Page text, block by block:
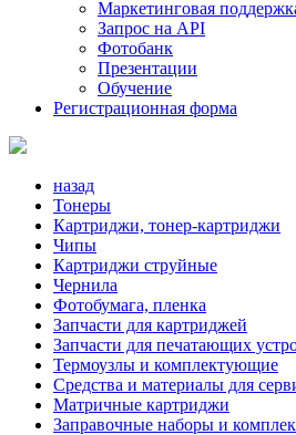
Маркетинговая
Запрос на API
Фотобанк
Презентации
Обучение
Регистрационная форма
назад
Тонеры
Картриджи, тонер-картриджи
Чипы
Картриджи струйные
Чернила
Фотобумага, пленка
Запчасти для картриджей
Запчасти для печатающих
Термоузлы и комплектующие
Средства и материалы для
Матричные картриджи
Заправочные наборы и